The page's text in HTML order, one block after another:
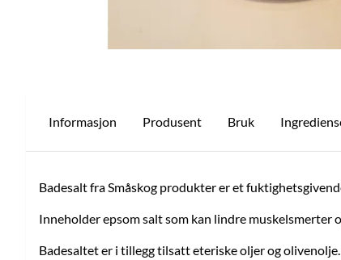
Informasjon Produsent Bruk
Badesalt fra Småskog produkter er et
Inneholder epsom salt som kan lindre muskelsmerter
Badesaltet er i tillegg tilsatt eteriske oljer og olivenolje.